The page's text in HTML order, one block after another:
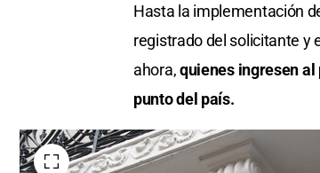
Hasta la implementación
registrado del solicitante y
ahora,quienes ingresen
punto del país.